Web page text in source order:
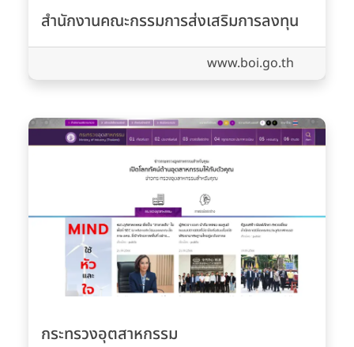
สำนักงานคณะกรรมการส่งเสริมการลงทุน
www.boi.go.th
กระทรวงอุตสาหกรรม